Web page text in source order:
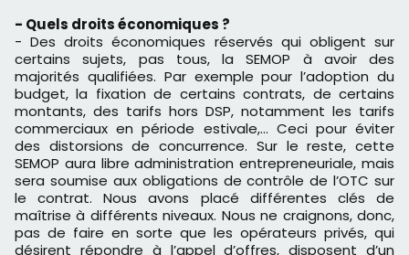
- Quels droits économiques ?
- Des droits économiques réservés qui obligent sur
certains sujets, pas tous, la SEMOP à avoir des
majorités qualifiées. Par exemple pour l’adoption du
budget, la fixation de certains contrats, de certains
montants, des tarifs hors DSP, notamment les tarifs
commerciaux en période estivale,… Ceci pour éviter
des distorsions de concurrence. Sur le reste, cette
SEMOP aura libre administration entrepreneuriale, mais
sera soumise aux obligations de contrôle de l’OTC sur
le contrat. Nous avons placé différentes clés de
maîtrise à différents niveaux. Nous ne craignons, donc,
pas de faire en sorte que les opérateurs privés, qui
désirent répondre à l’appel d’offres, disposent d’un